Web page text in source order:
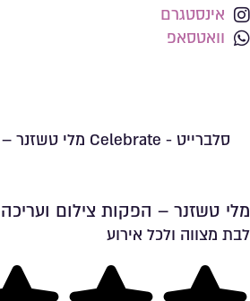
אינסטגרם
וואטסאפ
מלי טשזנר – הפקות צילום ועריכה
לבת מצווה ולכל אירוע
שמירה ברשימת מועדפים